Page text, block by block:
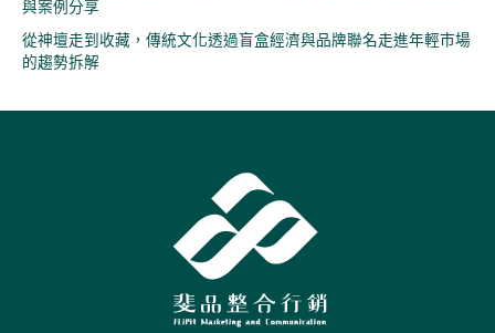
與案例分享
從神壇走到收藏，傳統文化透過盲盒經濟與品牌聯名走進年輕市場
的趨勢拆解